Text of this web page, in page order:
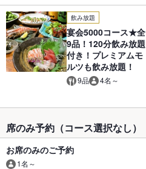
飲み放題
宴会5000コース★全
9品！120分飲み放題
付き！プレミアムモ
ルツも飲み放題！
9品 4名～
席のみ予約（コース選択なし）
お席のみのご予約
1名～